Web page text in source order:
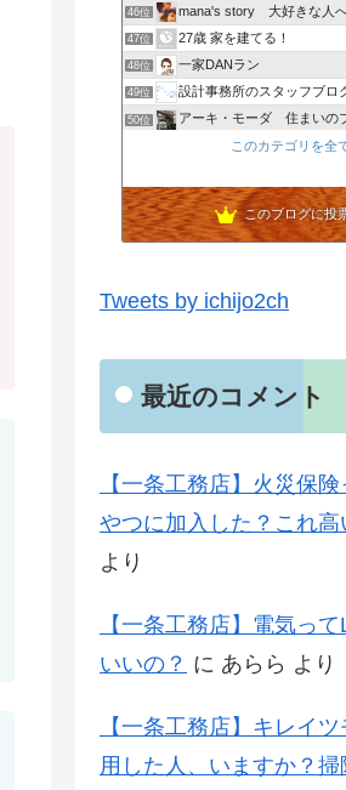
46位 mana's story 大好きな人
47位 27歳 家を建てる！
48位 一家DANラン
49位 設計事務所のスタッフブロ
50位 アーキ・モーダ 住まいの
ＤＩＡＲＹ-ダイアリー
このカテゴリを全
このブログに投
Tweets by ichijo2ch
最近のコメント
【一条工務店】火災保
やつに加入した？これ高
より
【一条工務店】電気っ
いいの？ に あらら より
【一条工務店】キレイ
用した人、いますか？掃